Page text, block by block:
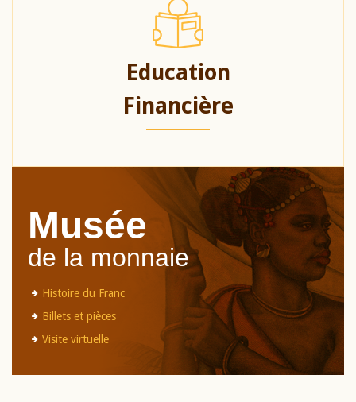
Education
Financière
Musée
de la monnaie
Histoire du Franc
Billets et pièces
Visite virtuelle